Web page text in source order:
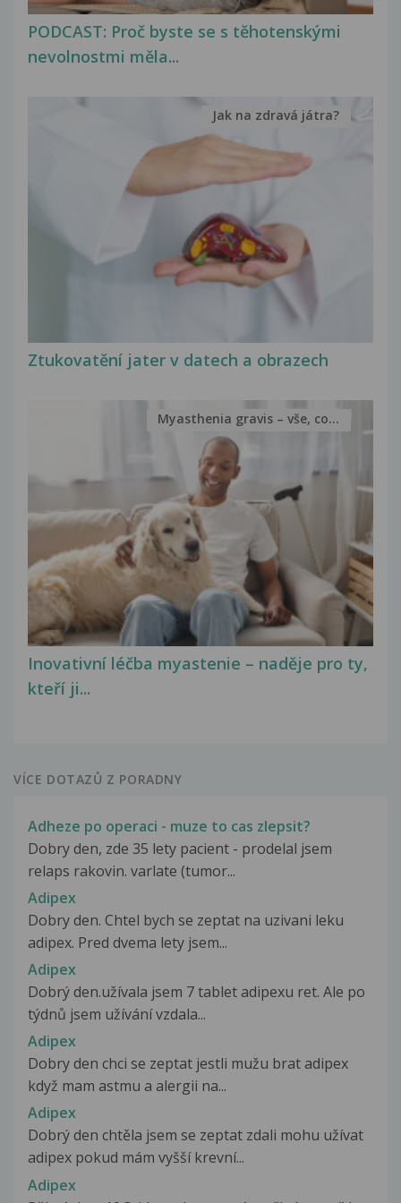
PODCAST: Proč byste se s těhotenskými
nevolnostmi měla...
Ztukovatění jater v datech a obrazech
Jak na zdravá játra?
Inovativní léčba myastenie – naděje pro ty,
kteří ji...
Myasthenia gravis – vše, co...
VÍCE DOTAZŮ Z PORADNY
Adheze po operaci - muze to cas zlepsit?
Dobry den, zde 35 lety pacient - prodelal jsem
relaps rakovin. varlate (tumor...
Adipex
Dobry den. Chtel bych se zeptat na uzivani leku
adipex. Pred dvema lety jsem...
Adipex
Dobrý den.užívala jsem 7 tablet adipexu ret. Ale po
týdnů jsem užívání vzdala...
Adipex
Dobry den chci se zeptat jestli mužu brat adipex
když mam astmu a alergii na...
Adipex
Dobrý den chtěla jsem se zeptat zdali mohu užívat
adipex pokud mám vyšší krevní...
Adipex